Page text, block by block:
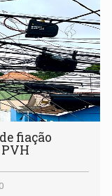
fiação